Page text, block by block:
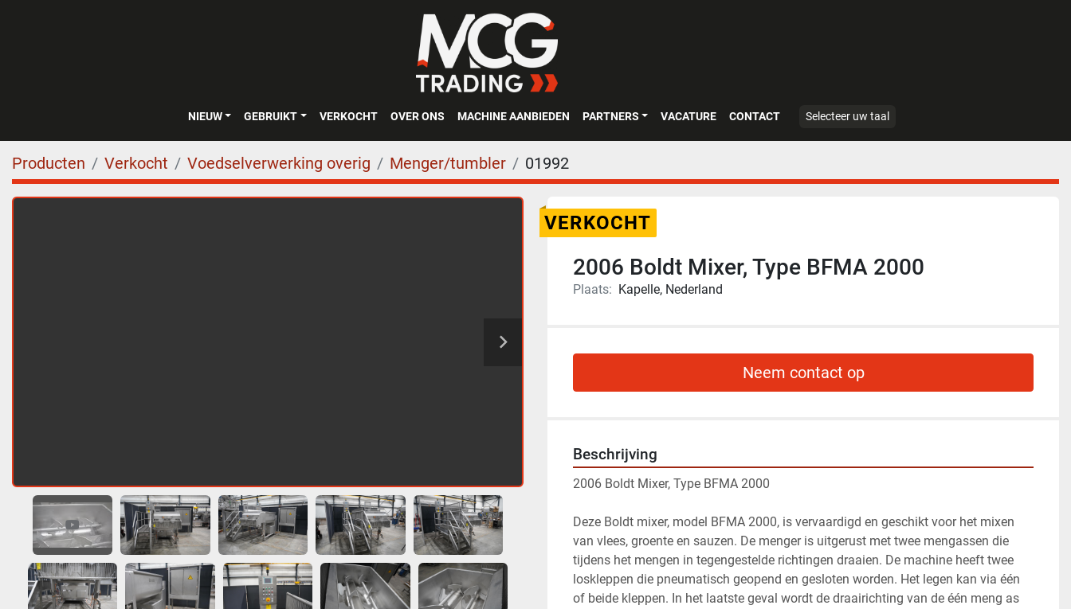
NIEUW GEBRUIKT VERKOCHT OVER ONS MACHINE AANBIEDEN PARTNERS VACATURE CONTACT Selecteer uw taal
Producten Verkocht Voedselverwerking overig Menger/tumbler 01992
VERKOCHT
2006 Boldt Mixer, Type BFMA 2000
Plaats: Kapelle, Nederland
Neem contact op
Beschrijving
2006 Boldt Mixer, Type BFMA 2000
Deze Boldt mixer, model BFMA 2000, is vervaardigd en geschikt voor het mixen
van vlees, groente en sauzen. De menger is uitgerust met twee mengassen die
tijdens het mengen in tegengestelde richtingen draaien. De machine heeft twee
loskleppen die pneumatisch geopend en gesloten worden. Het legen kan via één
of beide kleppen. In het laatste geval wordt de draairichting van de één meng as